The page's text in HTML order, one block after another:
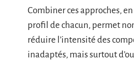
Combiner ces approches,
profil de chacun, permet
réduire l’intensité des
inadaptés, mais surtout